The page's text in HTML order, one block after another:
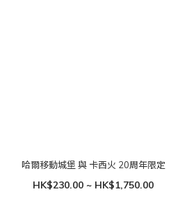
哈爾移動城堡 與 卡西火 20周年限定
HK$230.00 ~ HK$1,750.00